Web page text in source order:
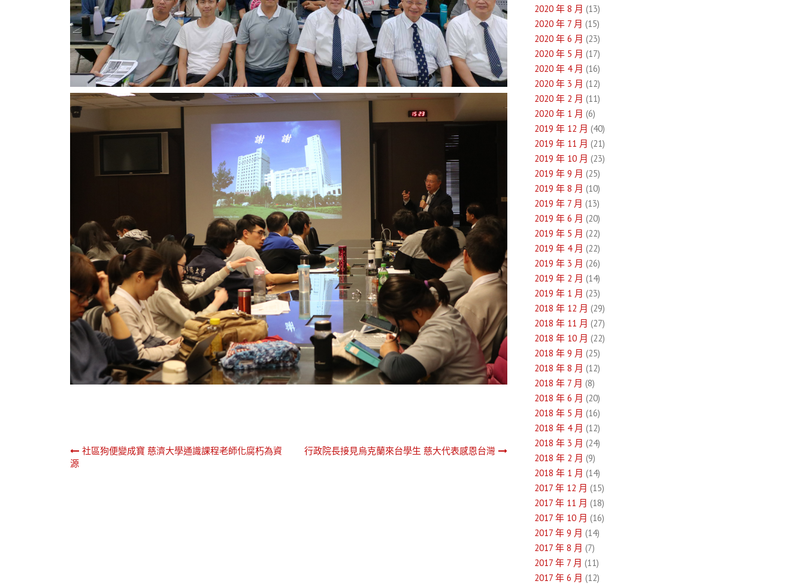
文社區狗便變成寶 慈濟大學通識課程老師化腐朽為資
源
行政院長接見烏克蘭來台學生 慈大代表感恩台灣
2020 年 8 月 (13)
2020 年 7 月 (15)
2020 年 6 月 (23)
2020 年 5 月 (17)
2020 年 4 月 (16)
2020 年 3 月 (12)
2020 年 2 月 (11)
2020 年 1 月 (6)
2019 年 12 月 (40)
2019 年 11 月 (21)
2019 年 10 月 (23)
2019 年 9 月 (25)
2019 年 8 月 (10)
2019 年 7 月 (13)
2019 年 6 月 (20)
2019 年 5 月 (22)
2019 年 4 月 (22)
2019 年 3 月 (26)
2019 年 2 月 (14)
2019 年 1 月 (23)
2018 年 12 月 (29)
2018 年 11 月 (27)
2018 年 10 月 (22)
2018 年 9 月 (25)
2018 年 8 月 (12)
2018 年 7 月 (8)
2018 年 6 月 (20)
2018 年 5 月 (16)
2018 年 4 月 (12)
2018 年 3 月 (24)
2018 年 2 月 (9)
2018 年 1 月 (14)
2017 年 12 月 (15)
2017 年 11 月 (18)
2017 年 10 月 (16)
2017 年 9 月 (14)
2017 年 8 月 (7)
2017 年 7 月 (11)
2017 年 6 月 (12)